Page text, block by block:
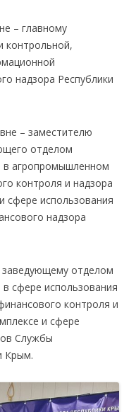
– главному
контрольной,
надзора Республики
– заместителю
отделом
в агропромышленном
контроля и надзора
сфере использования
надзора
отделом
сфере использования
контроля и
и сфере
Службы
Крым.